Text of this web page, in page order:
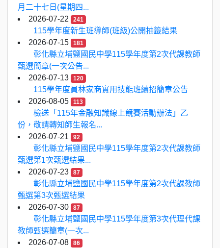
月二十七日(星期四...
2026-07-22
241
115學年度新生班導師(班級)公開抽籤結果
2026-07-15
181
彰化縣立埔鹽國民中學115學年度第2次代課教師
甄選簡章(一次公告...
2026-07-13
120
115學年度員林家商實用技能班續招簡章公告
2026-08-05
113
檢送「115年金融知識線上競賽活動辦法」乙
份，敬請轉知師生報名...
2026-07-21
92
彰化縣立埔鹽國民中學115學年度第2次代課教師
甄選第1次甄選結果...
2026-07-23
87
彰化縣立埔鹽國民中學115學年度第2次代課教師
甄選第3次甄選結果
2026-07-30
87
彰化縣立埔鹽國民中學115學年度第3次代理代課
教師甄選簡章(一次...
2026-07-08
86